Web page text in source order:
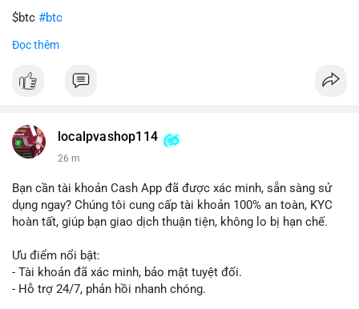
$btc #btc
#vlikevn
📰 Nguồn: Cointelegraph
Đọc thêm
localpvashop114
26 m
Bạn cần tài khoản Cash App đã được xác minh, sẵn sàng sử
dụng ngay? Chúng tôi cung cấp tài khoản 100% an toàn, KYC
hoàn tất, giúp bạn giao dịch thuận tiện, không lo bị hạn chế.
Ưu điểm nổi bật:
- Tài khoản đã xác minh, bảo mật tuyệt đối.
- Hỗ trợ 24/7, phản hồi nhanh chóng.